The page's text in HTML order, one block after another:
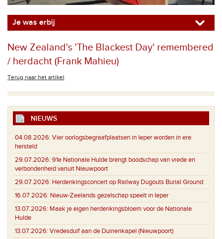
Je was erbij
New Zealand's 'The Blackest Day' remembered
/ herdacht (Frank Mahieu)
Terug naar het artikel
NIEUWS
04.08.2026: Vier oorlogsbegraafplaatsen in Ieper worden in ere
hersteld
29.07.2026: 91e Nationale Hulde brengt boodschap van vrede en
verbondenheid vanuit Nieuwpoort
29.07.2026: Herdenkingsconcert op Railway Dugouts Burial Ground
16.07.2026: Nieuw-Zeelands gezelschap speelt in Ieper
13.07.2026: Maak je eigen herdenkingsbloem voor de Nationale
Hulde
13.07.2026: Vredesduif aan de Duinenkapel (Nieuwpoort)